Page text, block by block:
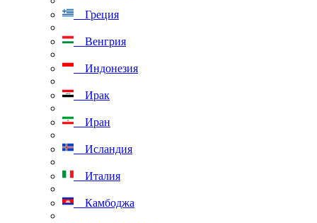
Греция
Венгрия
Индонезия
Ирак
Иран
Исландия
Италия
Камбоджа